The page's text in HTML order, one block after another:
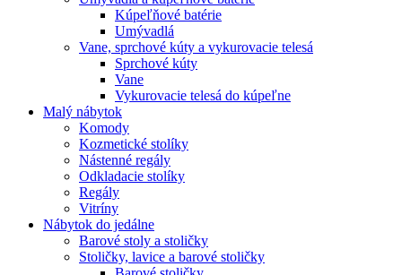
Kúpeľňové batérie
Umývadlá
Vane, sprchové kúty a vykurovacie telesá
Sprchové kúty
Vane
Vykurovacie telesá do kúpeľne
Malý nábytok
Komody
Kozmetické stolíky
Nástenné regály
Odkladacie stolíky
Regály
Vitríny
Nábytok do jedálne
Barové stoly a stoličky
Stoličky, lavice a barové stoličky